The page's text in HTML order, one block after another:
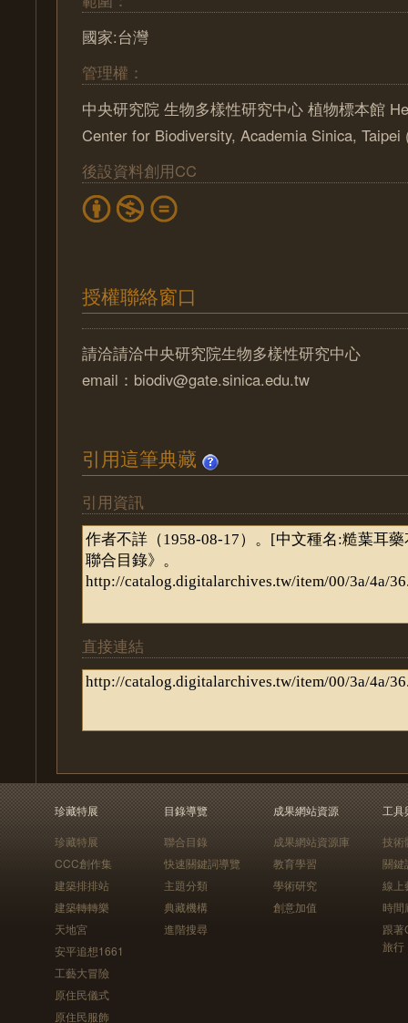
國家:台灣
管理權：
中央研究院 生物多樣性研究中心 植物標本館
Center for Biodiversity, Academia Sinica, Taipei
後設資料創用CC
授權聯絡窗口
請洽請洽中央研究院生物多樣性研究中心
email：biodiv@gate.sinica.edu.tw
引用這筆典藏
引用資訊
直接連結
珍藏特展
珍藏特展
CCC創作集
建築排排站
建築轉轉樂
天地宮
安平追想1661
工藝大冒險
原住民儀式
原住民服飾
目錄導覽
聯合目錄
快速關鍵詞導覽
主題分類
典藏機構
進階搜尋
成果網站資源
成果網站資源庫
教育學習
學術研究
創意加值
工具
技術
關鍵
線上
時間
跟
旅行